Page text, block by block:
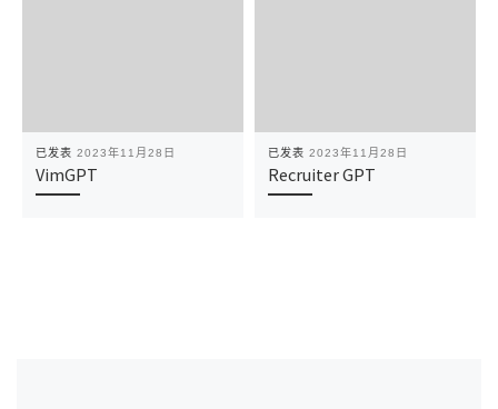
已发表 2023年11月28日
VimGPT
已发表 2023年11月28日
Recruiter GPT